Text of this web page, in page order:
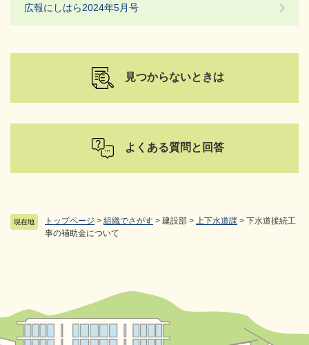
現在地 トップページ > 組織でさがす > 建設部 > 上下水道課 > 下水道接続工
事の補助金について
広報にしはら2024年5月号
見つからないときは
よくある質問と回答